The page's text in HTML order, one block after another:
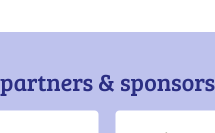
partners & sponsors